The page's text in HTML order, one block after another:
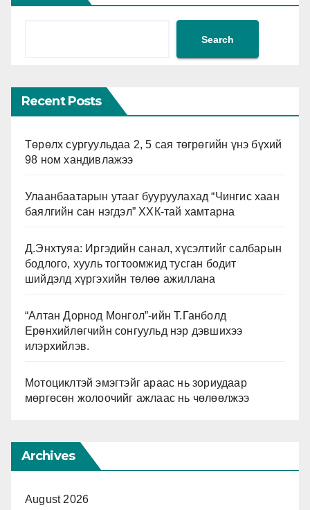
Search
Recent Posts
Төрөлх сургуульдаа 2, 5 сая төгрөгийн үнэ бүхий
98 ном хандивлажээ
Улаанбаатарын утааг бууруулахад “Чингис хаан
баялгийн сан нэгдэл” ХХК-тай хамтарна
Д.Энхтуяа: Иргэдийн санал, хүсэлтийг салбарын
бодлого, хууль тогтоомжид тусган бодит
шийдэлд хүргэхийн төлөө ажиллана
“Алтан Дорнод Монгол”-ийн Т.Ганболд
Ерөнхийлөгчийн сонгуульд нэр дэвшихээ
илэрхийлэв.
Мотоциклтэй эмэгтэйг араас нь зориудаар
мөргөсөн жолоочийг ажлаас нь чөлөөлжээ
Archives
August 2026